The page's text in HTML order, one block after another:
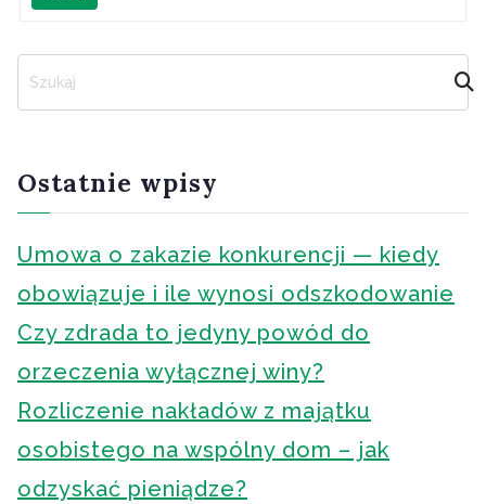
a
Ostatnie wpisy
Umowa o zakazie konkurencji — kiedy
obowiązuje i ile wynosi odszkodowanie
Czy zdrada to jedyny powód do
orzeczenia wyłącznej winy?
Rozliczenie nakładów z majątku
osobistego na wspólny dom – jak
odzyskać pieniądze?